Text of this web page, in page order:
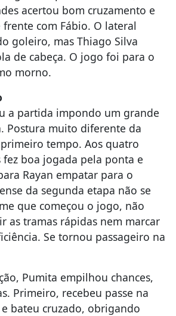
acertou bom cruzamento e
com Fábio. O lateral
goleiro, mas Thiago Silva
de cabeça. O jogo foi para o
morno.
a partida impondo um grande
Postura muito diferente da
tempo. Aos quatro
boa jogada pela ponta e
Rayan empatar para o
da segunda etapa não se
que começou o jogo, não
as tramas rápidas nem marcar
Se tornou passageiro na
Pumita empilhou chances,
Primeiro, recebeu passe na
bateu cruzado, obrigando